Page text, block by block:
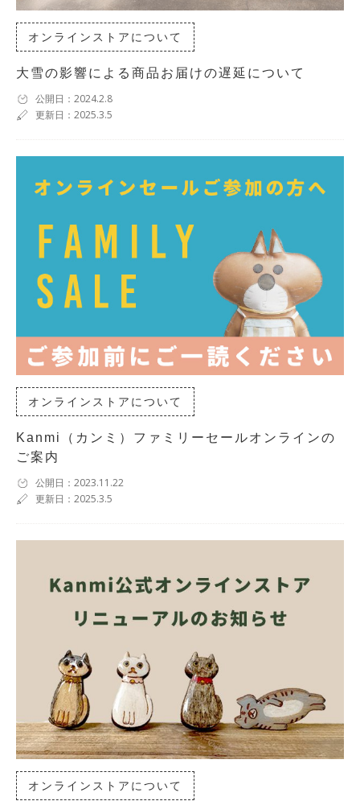
オンラインストアについて
大雪の影響による商品お届けの遅延について
公開日：2024.2.8
更新日：2025.3.5
オンラインストアについて
Kanmi（カンミ）ファミリーセールオンラインの
ご案内
公開日：2023.11.22
更新日：2025.3.5
オンラインストアについて